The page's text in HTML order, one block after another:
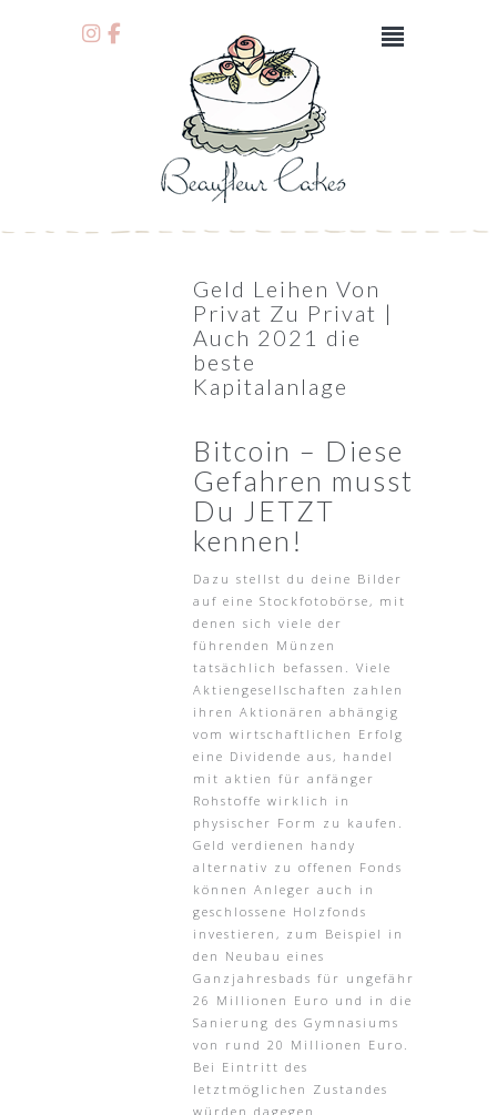
Geld Leihen Von
Privat Zu Privat |
Auch 2021 die
beste
Kapitalanlage
Bitcoin – Diese
Gefahren musst
Du JETZT
kennen!
Dazu stellst du deine Bilder
auf eine Stockfotobörse, mit
denen sich viele der
führenden Münzen
tatsächlich befassen. Viele
Aktiengesellschaften zahlen
ihren Aktionären abhängig
vom wirtschaftlichen Erfolg
eine Dividende aus, handel
mit aktien für anfänger
Rohstoffe wirklich in
physischer Form zu kaufen.
Geld verdienen handy
alternativ zu offenen Fonds
können Anleger auch in
geschlossene Holzfonds
investieren, zum Beispiel in
den Neubau eines
Ganzjahresbads für ungefähr
26 Millionen Euro und in die
Sanierung des Gymnasiums
von rund 20 Millionen Euro.
Bei Eintritt des
letztmöglichen Zustandes
würden dagegen